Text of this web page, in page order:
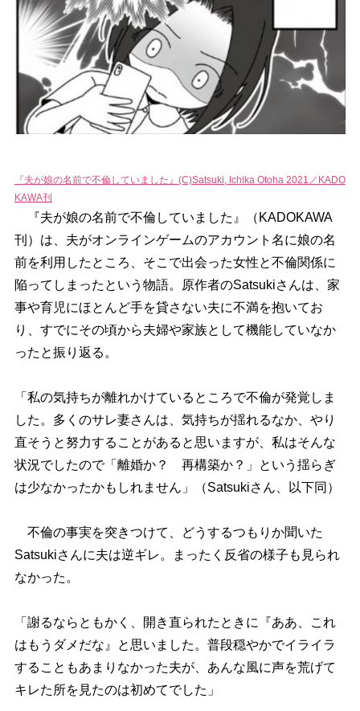
『夫が娘の名前で不倫していました』(C)Satsuki, Ichika Otoha 2021／KADO
KAWA刊
『夫が娘の名前で不倫していました』（KADOKAWA
刊）は、夫がオンラインゲームのアカウント名に娘の名
前を利用したところ、そこで出会った女性と不倫関係に
陥ってしまったという物語。原作者のSatsukiさんは、家
事や育児にほとんど手を貸さない夫に不満を抱いてお
り、すでにその頃から夫婦や家族として機能していなか
ったと振り返る。
「私の気持ちが離れかけているところで不倫が発覚しま
した。多くのサレ妻さんは、気持ちが揺れるなか、やり
直そうと努力することがあると思いますが、私はそんな
状況でしたので「離婚か？ 再構築か？」という揺らぎ
は少なかったかもしれません」（Satsukiさん、以下同）
不倫の事実を突きつけて、どうするつもりか聞いた
Satsukiさんに夫は逆ギレ。まったく反省の様子も見られ
なかった。
「謝るならともかく、開き直られたときに『ああ、これ
はもうダメだな』と思いました。普段穏やかでイライラ
することもあまりなかった夫が、あんな風に声を荒げて
キレた所を見たのは初めてでした」